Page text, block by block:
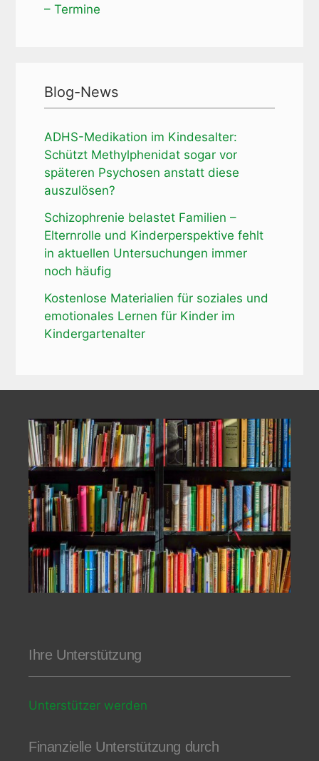
– Termine
Blog-News
ADHS-Medikation im Kindesalter:
Schützt Methylphenidat sogar vor
späteren Psychosen anstatt diese
auszulösen?
Schizophrenie belastet Familien –
Elternrolle und Kinderperspektive fehlt
in aktuellen Untersuchungen immer
noch häufig
Kostenlose Materialien für soziales und
emotionales Lernen für Kinder im
Kindergartenalter
Ihre Unterstützung
Unterstützer werden
Finanzielle Unterstützung durch